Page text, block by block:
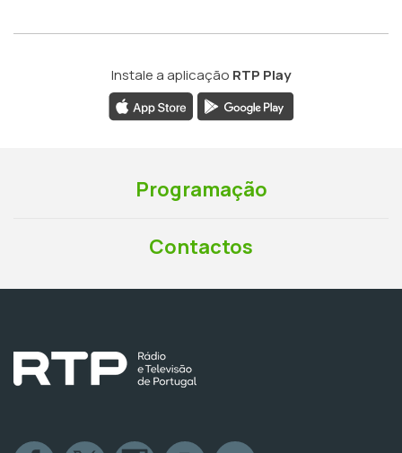
Instale a aplicação RTP Play
Programação
Contactos